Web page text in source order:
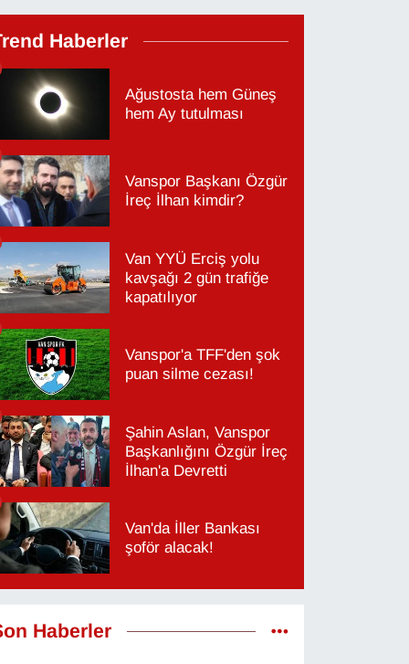
Haberler
Ağustosta hem Güneş
hem Ay tutulması
Vanspor Başkanı Özgür
İreç İlhan kimdir?
Van YYÜ Erciş yolu
kavşağı 2 gün trafiğe
kapatılıyor
Vanspor'a TFF'den şok
puan silme cezası!
Şahin Aslan, Vanspor
Başkanlığını Özgür İreç
İlhan'a Devretti
Van'da İller Bankası
şoför alacak!
Haberler